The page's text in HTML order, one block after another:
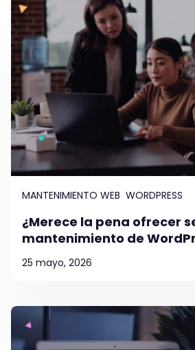
MANTENIMIENTO WEB WORDPRESS
¿Merece la pena ofrecer
mantenimiento de
25 mayo, 2026